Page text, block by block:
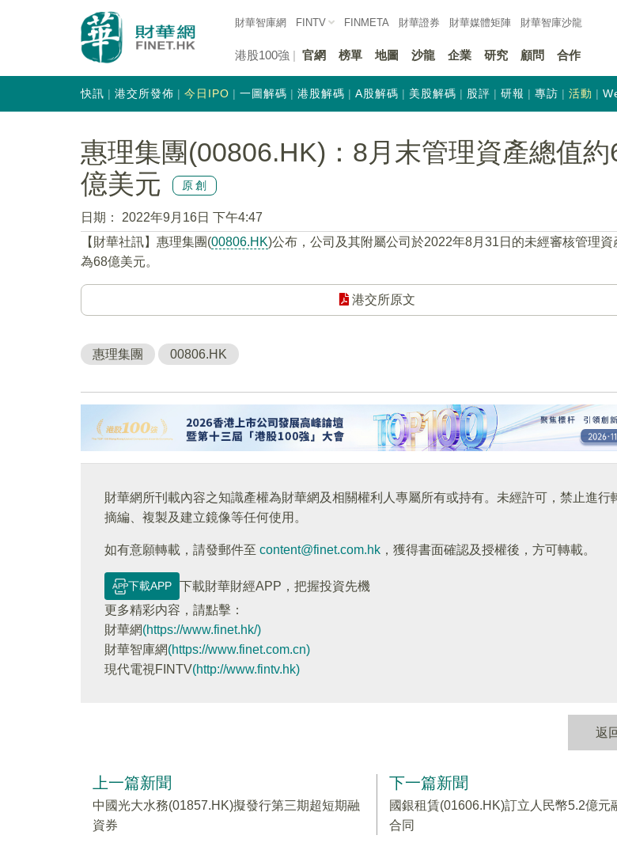
財華智庫網 FINTV FINMETA 財華證券 財華媒體矩陣 財華智庫沙龍
港股100強 官網 榜單 地圖 沙龍 企業 研究 顧問 合作
快訊 港交所發佈 今日IPO 一圖解碼 港股解碼 A股解碼 美股解碼 股評 研報 專訪 活動
惠理集團(00806.HK)：8月末管理資產總值約
億美元
原創
日期：
2022年9月16日 下午4:47
【財華社訊】惠理集團(00806.HK)公布，公司及其附屬公司於2022年8月31日的未經審核管理資
為68億美元。
港交所原文
惠理集團 00806.HK
財華網所刊載內容之知識產權為財華網及相關權利人專屬所有或持有。未經許可，禁止進行
摘編、複製及建立鏡像等任何使用。
如有意願轉載，請發郵件至 content@finet.com.hk ，獲得書面確認及授權後，方可轉載。
下載APP
下載財華財經APP，把握投資先機
更多精彩内容，請點擊：
財華網(https://www.finet.hk/)
財華智庫網(https://www.finet.com.cn)
現代電視FINTV(http://www.fintv.hk)
返
上一篇新聞
中國光大水務(01857.HK)擬發行第三期超短期融
資券
下一篇新聞
國銀租賃(01606.HK)訂立人民幣5.2億元
合同